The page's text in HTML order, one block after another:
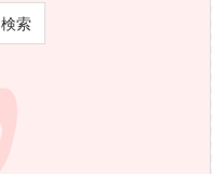
検索